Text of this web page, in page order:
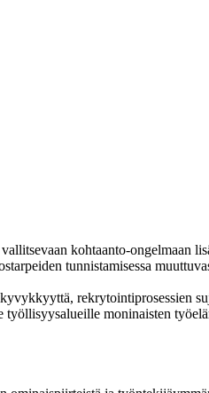
kohtaanto-ongelmaan
tunnistamisessa
rekrytointiprosessien
moninaisten